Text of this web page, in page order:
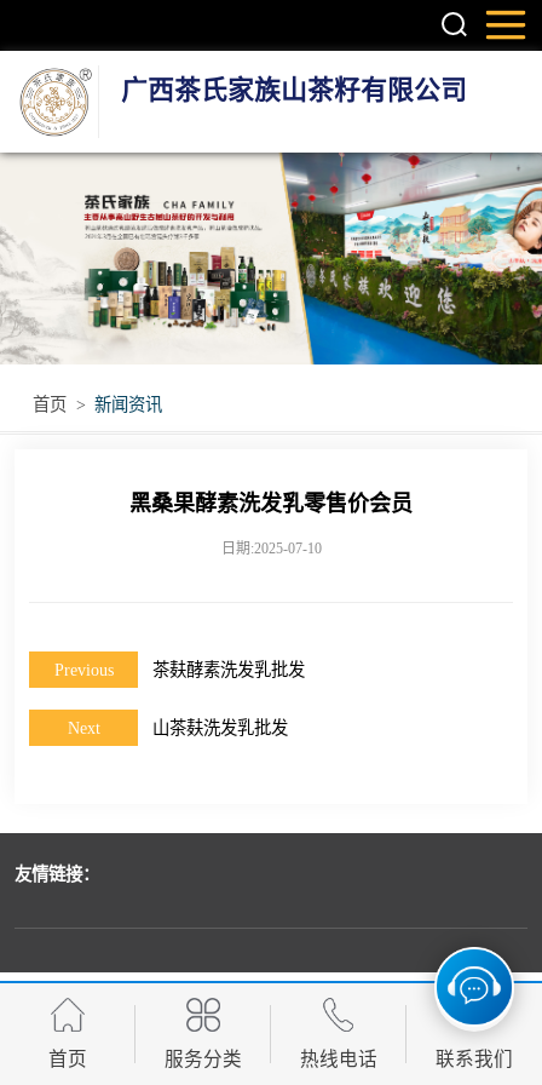
广西茶氏家族山茶籽有限公司
首页 > 新闻资讯
黑桑果酵素洗发乳零售价会员
日期:2025-07-10
Previous 茶麸酵素洗发乳批发
Next 山茶麸洗发乳批发
友情链接：
首页 服务分类 热线电话 联系我们
护肤系列产品
疼痛调理产品
无烟艾灸产品
瑶浴瑶茶产品